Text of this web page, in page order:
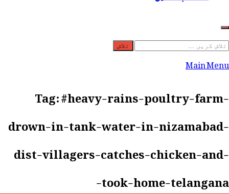
تلاش
کریں
Main Menu
Tag:#heavy-rains-poultry-farm-
drown-in-tank-water-in-nizamabad-
dist-villagers-catches-chicken-and-
took-home-telangana-